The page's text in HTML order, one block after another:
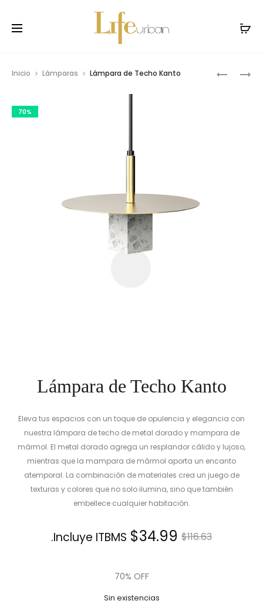
LÁMPARA
LÁMPARA
Inicio Lámparas Lámpara de Techo Kanto
70%
Lámpara de Techo Kanto
Eleva tus espacios con un toque de opulencia y elegancia con
nuestra lámpara de techo de metal dorado y mampara de
mármol. El metal dorado agrega un resplandor cálido y lujoso,
mientras que la mampara de mármol aporta un encanto
atemporal. La combinación de materiales crea un juego de
texturas y colores que no solo ilumina, sino que también
embellece cualquier habitación.
$116.63
El
original
$34.99
El
actual
Incluye ITBMS.
70% OFF
Sin existencias